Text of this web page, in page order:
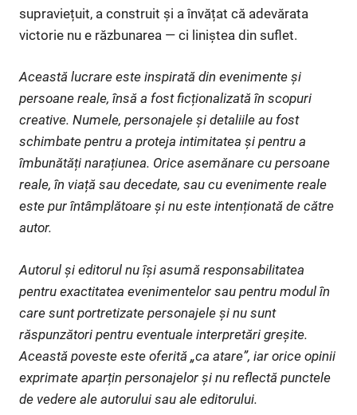
supraviețuit, a construit și a învățat că adevărata
victorie nu e răzbunarea — ci liniștea din suflet.
Această lucrare este inspirată din evenimente și
persoane reale, însă a fost ficționalizată în scopuri
creative. Numele, personajele și detaliile au fost
schimbate pentru a proteja intimitatea și pentru a
îmbunătăți narațiunea. Orice asemănare cu persoane
reale, în viață sau decedate, sau cu evenimente reale
este pur întâmplătoare și nu este intenționată de către
autor.
Autorul și editorul nu își asumă responsabilitatea
pentru exactitatea evenimentelor sau pentru modul în
care sunt portretizate personajele și nu sunt
răspunzători pentru eventuale interpretări greșite.
Această poveste este oferită „ca atare”, iar orice opinii
exprimate aparțin personajelor și nu reflectă punctele
de vedere ale autorului sau ale editorului.